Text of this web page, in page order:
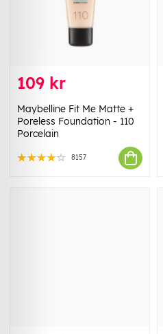
109 kr
Maybelline Fit Me Matte +
Poreless Foundation - 110
Porcelain
8157